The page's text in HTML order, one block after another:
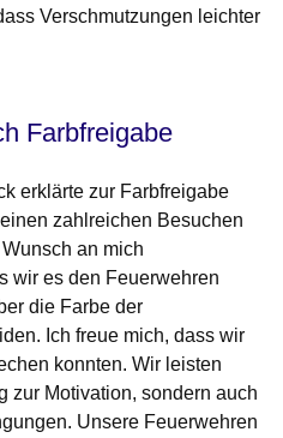
Verschmutzungen leichter
Farbfreigabe
erklärte zur Farbfreigabe
zahlreichen Besuchen
an mich
wir es den Feuerwehren
die Farbe der
Ich freue mich, dass wir
konnten. Wir leisten
zur Motivation, sondern auch
Unsere Feuerwehren